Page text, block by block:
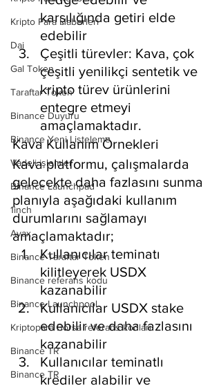
Kripto Para Haberleri
Dai
Gal Token
Taraftar Token
Binance Duyuru
Binance Yeni Listeleme
Vadeli işlemler
Binance Launchpad
1inch
Avax
Binance Taraftar Token
Binance referans kodu
Binance Launchpool
Kriptopara Borsa referans kodları
Binance TR
Binance TR
karşılığında getiri elde
edebilir
Çeşitli türevler: Kava, çok
çeşitli yenilikçi sentetik ve
kripto türev ürünlerini
entegre etmeyi
amaçlamaktadır.
Kava Kullanım Örnekleri
Kava platformu, çalışmalarda
gelecekte daha fazlasını sunma
planıyla aşağıdaki kullanım
durumlarını sağlamayı
amaçlamaktadır;
Kullanıcılar teminatı
kilitleyerek USDX
kazanabilir
Kullanıcılar USDX stake
edebilir ve daha fazlasını
kazanabilir
Kullanıcılar teminatlı
krediler alabilir ve